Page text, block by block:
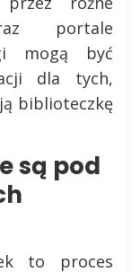
portale
mogą być
dla tych,
biblioteczkę
są pod
to proces